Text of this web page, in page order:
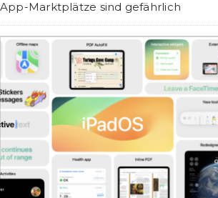
App-Marktplätze sind gefährlich